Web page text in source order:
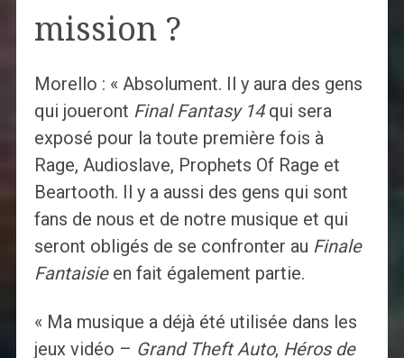
mission ?
Morello : « Absolument. Il y aura des gens
qui joueront Final Fantasy 14qui sera
exposé pour la toute première fois à
Rage, Audioslave, Prophets Of Rage et
Beartooth. Il y a aussi des gens qui sont
fans de nous et de notre musique et qui
seront obligés de se confronter au Finale
Fantaisieen fait également partie.
« Ma musique a déjà été utilisée dans les
jeux vidéo – Grand Theft Auto, Héros de